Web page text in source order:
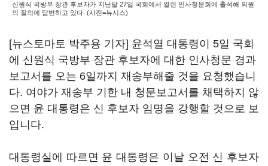
신원식 국방부 장관 후보자가 지난달 27일 국회에서 열린 인사청문회에 출석해 의원
의 질의에 답변하고 있다. (사진=뉴시스)
[뉴스토마토 박주용 기자] 윤석열 대통령이 5일 국회
에 신원식 국방부 장관 후보자에 대한 인사청문 경과
보고서를 오는 6일까지 재송부해줄 것을 요청했습니
다. 여야가 재송부 기한 내 청문보고서를 채택하지 않
으면 윤 대통령은 신 후보자 임명을 강행할 것으로 보
입니다.
대통령실에 따르면 윤 대통령은 이날 오전 신 후보자